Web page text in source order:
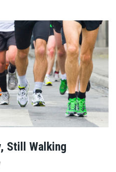
Still Walking